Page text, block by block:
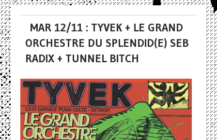
MAR 12/11 : TYVEK + LE GRAND
ORCHESTRE DU SPLENDID(E) SEB
RADIX + TUNNEL BITCH